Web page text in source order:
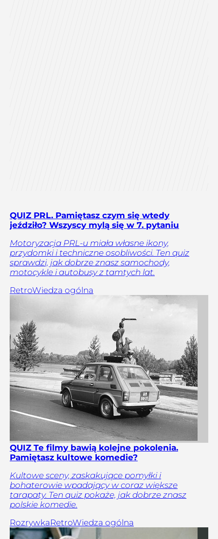
QUIZ PRL. Pamiętasz czym się wtedy
jeździło? Wszyscy mylą się w 7. pytaniu
Motoryzacja PRL-u miała własne ikony,
przydomki i techniczne osobliwości. Ten quiz
sprawdzi, jak dobrze znasz samochody,
motocykle i autobusy z tamtych lat.
RetroWiedza ogólna
QUIZ Te filmy bawią kolejne pokolenia.
Pamiętasz kultowe komedie?
Kultowe sceny, zaskakujące pomyłki i
bohaterowie wpadający w coraz większe
tarapaty. Ten quiz pokaże, jak dobrze znasz
polskie komedie.
RozrywkaRetroWiedza ogólna